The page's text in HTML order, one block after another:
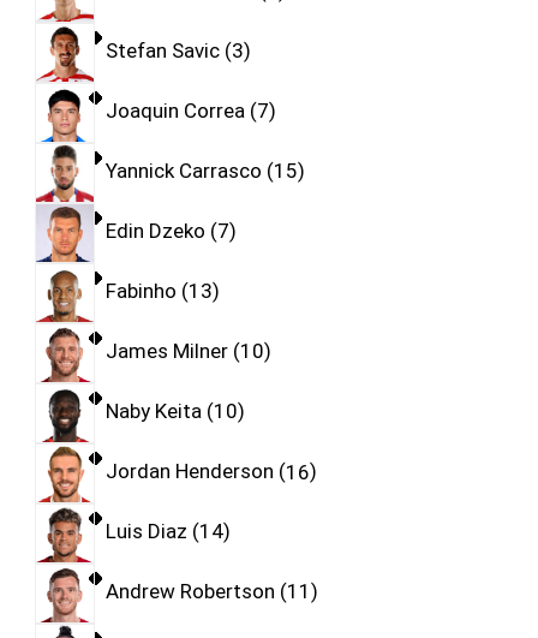
Stefan Savic 3
Joaquin Correa 7
Yannick Carrasco 15
Edin Dzeko 7
Fabinho 13
James Milner 10
Naby Keita 10
Jordan Henderson 16
Luis Diaz 14
Andrew Robertson 11